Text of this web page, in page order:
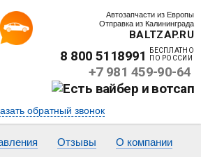
Автозапчасти из Европы
Отправка из Калининграда
BALTZAP.RU
8 800 5118991
БЕСПЛАТНО
ПО РОССИИ
+7 981 459-90-64
обратный звонок
Отзывы
О компании